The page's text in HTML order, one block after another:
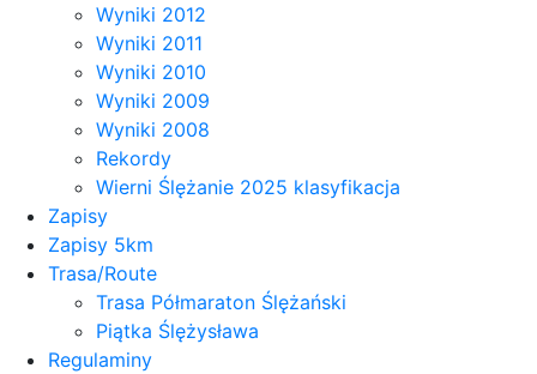
Wyniki 2012
Wyniki 2011
Wyniki 2010
Wyniki 2009
Wyniki 2008
Rekordy
Wierni Ślężanie 2025 klasyfikacja
Zapisy
Zapisy 5km
Trasa/Route
Trasa Półmaraton Ślężański
Piątka Ślężysława
Regulaminy